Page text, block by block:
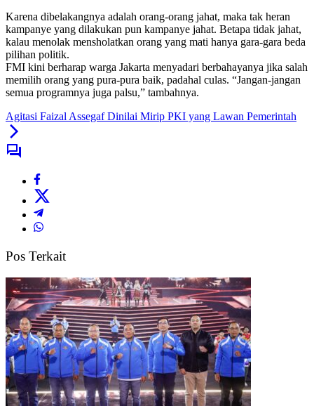
Karena dibelakangnya adalah orang-orang jahat, maka tak heran
kampanye yang dilakukan pun kampanye jahat. Betapa tidak jahat,
kalau menolak mensholatkan orang yang mati hanya gara-gara beda
pilihan politik.
FMI kini berharap warga Jakarta menyadari berbahayanya jika salah
memilih orang yang pura-pura baik, padahal culas. “Jangan-jangan
semua programnya juga palsu,” tambahnya.
Agitasi Faizal Assegaf Dinilai Mirip PKI yang Lawan Pemerintah
Pos Terkait